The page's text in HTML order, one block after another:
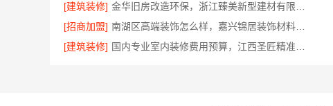
[建筑装修]
[招商加盟]
[建筑装修]